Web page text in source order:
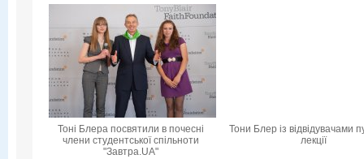
Тоні Блера посвятили в почесні
члени студентської спільноти
"Завтра.UA"
Тони Блер із відвідувачами
лекції